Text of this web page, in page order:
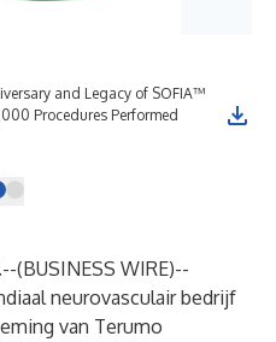
and Legacy of SOFIA™
Procedures Performed
(BUSINESS WIRE)--
neurovasculair bedrijf
van Terumo